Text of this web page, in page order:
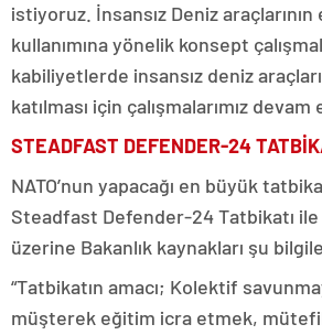
istiyoruz. İnsansız Deniz
kullanımına yönelik konsept
kabiliyetlerde insansız deniz
katılması için çalışmalarımız devam
STEADFAST DEFENDER-24
NATO’nun yapacağı en büyük
Steadfast Defender-24 Tatbikatı
üzerine Bakanlık kaynakları şu
“Tatbikatın amacı; Kolektif
müşterek eğitim icra etmek,